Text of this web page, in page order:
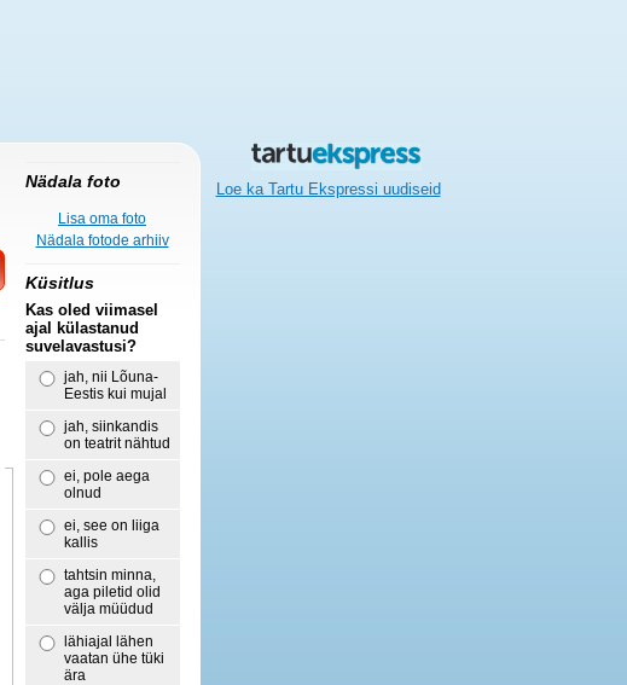
Nädala foto
Lisa oma foto
Nädala fotode arhiiv
Küsitlus
Kas oled viimasel
ajal külastanud
suvelavastusi?
jah, nii Lõuna-
Eestis kui mujal
jah, siinkandis
on teatrit nähtud
ei, pole aega
olnud
ei, see on liiga
kallis
tahtsin minna,
aga piletid olid
välja müüdud
lähiajal lähen
vaatan ühe tüki
ära
Loe ka Tartu Ekspressi uudiseid